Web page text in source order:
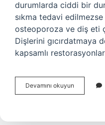
durumlarda ciddi bir
sıkma tedavi
osteoporoza ve diş eti
Dişlerini gıcırdatmaya
kapsamlı
Devamını okuyun
Uyurken
Neden